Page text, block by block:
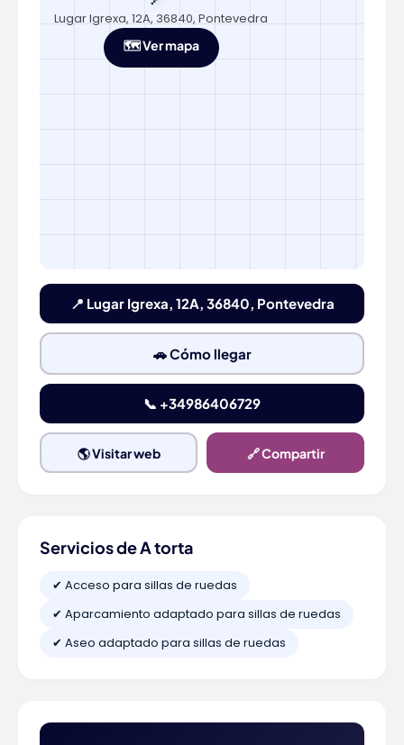
Lugar Igrexa, 12A, 36840, Pontevedra
🗺️ Ver mapa
📍 Lugar Igrexa, 12A, 36840, Pontevedra
🚗 Cómo llegar
📞 +34986406729
🌎 Visitar web 🔗 Compartir
Servicios de A torta
✔ Acceso para sillas de ruedas
✔ Aparcamiento adaptado para sillas de ruedas
✔ Aseo adaptado para sillas de ruedas